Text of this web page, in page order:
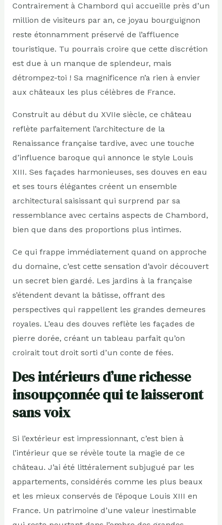
Contrairement à Chambord qui accueille près d’un
million de visiteurs par an, ce joyau bourguignon
reste étonnamment préservé de l’affluence
touristique. Tu pourrais croire que cette discrétion
est due à un manque de splendeur, mais
détrompez-toi ! Sa magnificence n’a rien à envier
aux châteaux les plus célèbres de France.
Construit au début du XVIIe siècle, ce château
reflète parfaitement l’architecture de la
Renaissance française tardive, avec une touche
d’influence baroque qui annonce le style Louis
XIII. Ses façades harmonieuses, ses douves en eau
et ses tours élégantes créent un ensemble
architectural saisissant qui surprend par sa
ressemblance avec certains aspects de Chambord,
bien que dans des proportions plus intimes.
Ce qui frappe immédiatement quand on approche
du domaine, c’est cette sensation d’avoir découvert
un secret bien gardé. Les jardins à la française
s’étendent devant la bâtisse, offrant des
perspectives qui rappellent les grandes demeures
royales. L’eau des douves reflète les façades de
pierre dorée, créant un tableau parfait qu’on
croirait tout droit sorti d’un conte de fées.
Des intérieurs d’une richesse
insoupçonnée qui te laisseront
sans voix
Si l’extérieur est impressionnant, c’est bien à
l’intérieur que se révèle toute la magie de ce
château. J’ai été littéralement subjugué par les
appartements, considérés comme les plus beaux
et les mieux conservés de l’époque Louis XIII en
France. Un patrimoine d’une valeur inestimable